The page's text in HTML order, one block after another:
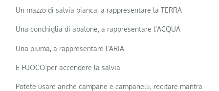
Un mazzo di salvia bianca, a rappresentare la TERRA
Una conchiglia di abalone, a rappresentare l’ACQUA
Una piuma, a rappresentare l’ARIA
E FUOCO per accendere la salvia
Potete usare anche campane e campanelli, recitare mantra